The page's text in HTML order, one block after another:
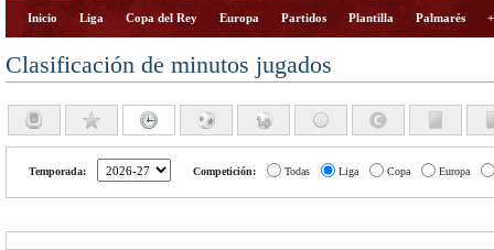
Inicio Liga Copa del Rey Europa Partidos Plantilla Palmarés
Clasificación de minutos jugados
Temporada: Competición: Todas Liga Copa Europa